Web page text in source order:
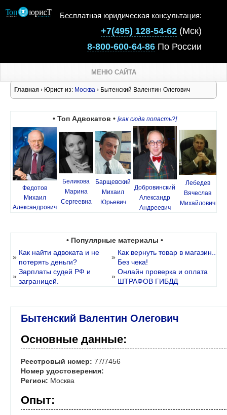
Бесплатная юридическая консультация:
+7(495) 128-54-62 (Мск)
8-800-600-64-86 По России
МЕНЮ САЙТА
Главная › Юрист из: Москва › Бытенский Валентин Олегович
• Топ Адвокатов • [как сюда попасть?]
Федотов
Михаил
Александрович
Беликова
Марина
Сергеевна
Барщевский
Михаил
Юрьевич
Добровинский
Александр
Андреевич
Лебедев
Вячеслав
Михайлович
• Популярные материалы •
»
Как найти адвоката и не
потерять деньги?
»
Как вернуть товар в магазин..
Без чека!
»
Зарплаты судей РФ и
заграницей.
»
Онлайн проверка и оплата
ШТРАФОВ ГИБДД
Бытенский Валентин Олегович
Основные данные:
Реестровый номер: 77/7456
Номер удостоверения:
Регион: Москва
Опыт: